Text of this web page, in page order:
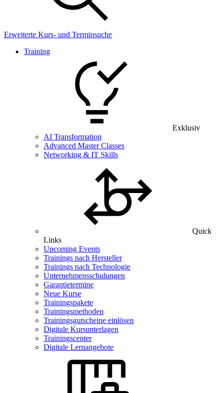
Erweiterte Kurs- und Terminsuche
Training
Exklusiv
AI Transformation
Advanced Master Classes
Networking & IT Skills
Quick
Links
Upcoming Events
Trainings nach Hersteller
Trainings nach Technologie
Unternehmensschulungen
Garantietermine
Neue Kurse
Trainingspakete
Trainingsmethoden
Trainingsgutscheine einlösen
Digitale Kursunterlagen
Trainingscenter
Digitale Lernangebote